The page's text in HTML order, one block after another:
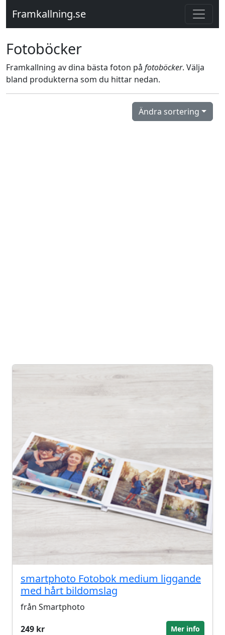
Framkallning.se
Fotoböcker
Framkallning av dina bästa foton på fotoböcker. Välja
bland produkterna som du hittar nedan.
Ändra sortering
smartphoto Fotobok medium liggande
med hårt bildomslag
från Smartphoto
249 kr
Mer info